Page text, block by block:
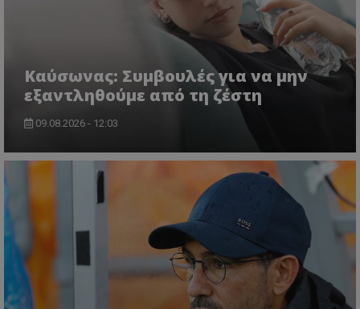
Kαύσωνας: Συμβουλές για να μην
εξαντληθούμε από τη ζέστη
09.08.2026 - 12:03